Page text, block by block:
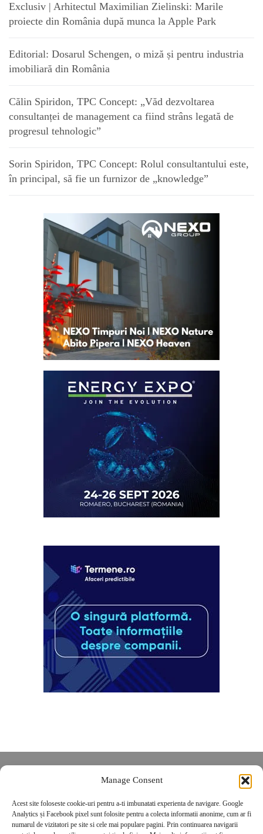
Manage Consent
Acest site foloseste cookie-uri pentru a-ti imbunatati experienta de navigare. Google
Analytics și Facebook pixel sunt folosite pentru a colecta informatii anonime, cum ar fi
numarul de vizitatori pe site si cele mai populare pagini. Prin continuarea navigarii
Exclusiv | Arhitectul Maximilian Zielinski: Marile
proiecte din România după munca la Apple Park
Editorial: Dosarul Schengen, o miză și pentru industria
imobiliară din România
Călin Spiridon, TPC Concept: „Văd dezvoltarea
consultanței de management ca fiind strâns legată de
progresul tehnologic”
Sorin Spiridon, TPC Concept: Rolul consultantului este,
în principal, să fie un furnizor de „knowledge”
POLITICĂ DE CONFIDENȚIALITATE
Politica de cookies